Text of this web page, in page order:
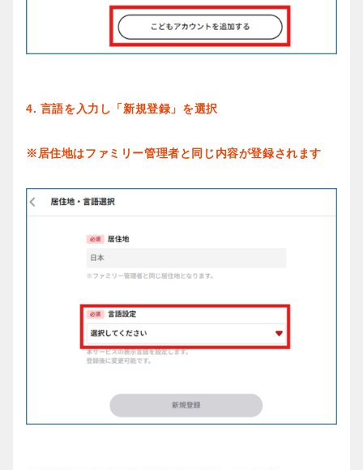
4. 言語を入力し「新規登録」を選択
※居住地はファミリー管理者と同じ内容が登録されます